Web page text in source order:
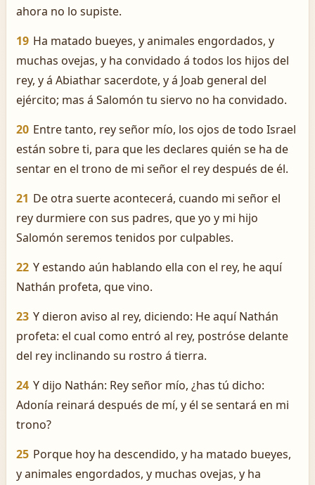
ahora no lo supiste.
19 Ha matado bueyes, y animales engordados, y
muchas ovejas, y ha convidado á todos los hijos del
rey, y á Abiathar sacerdote, y á Joab general del
ejército; mas á Salomón tu siervo no ha convidado.
20 Entre tanto, rey señor mío, los ojos de todo Israel
están sobre ti, para que les declares quién se ha de
sentar en el trono de mi señor el rey después de él.
21 De otra suerte acontecerá, cuando mi señor el
rey durmiere con sus padres, que yo y mi hijo
Salomón seremos tenidos por culpables.
22 Y estando aún hablando ella con el rey, he aquí
Nathán profeta, que vino.
23 Y dieron aviso al rey, diciendo: He aquí Nathán
profeta: el cual como entró al rey, postróse delante
del rey inclinando su rostro á tierra.
24 Y dijo Nathán: Rey señor mío, ¿has tú dicho:
Adonía reinará después de mí, y él se sentará en mi
trono?
25 Porque hoy ha descendido, y ha matado bueyes,
y animales engordados, y muchas ovejas, y ha